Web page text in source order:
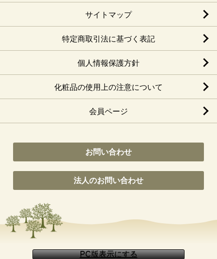
サイトマップ
特定商取引法に基づく表記
個人情報保護方針
化粧品の使用上の注意について
会員ページ
お問い合わせ
法人のお問い合わせ